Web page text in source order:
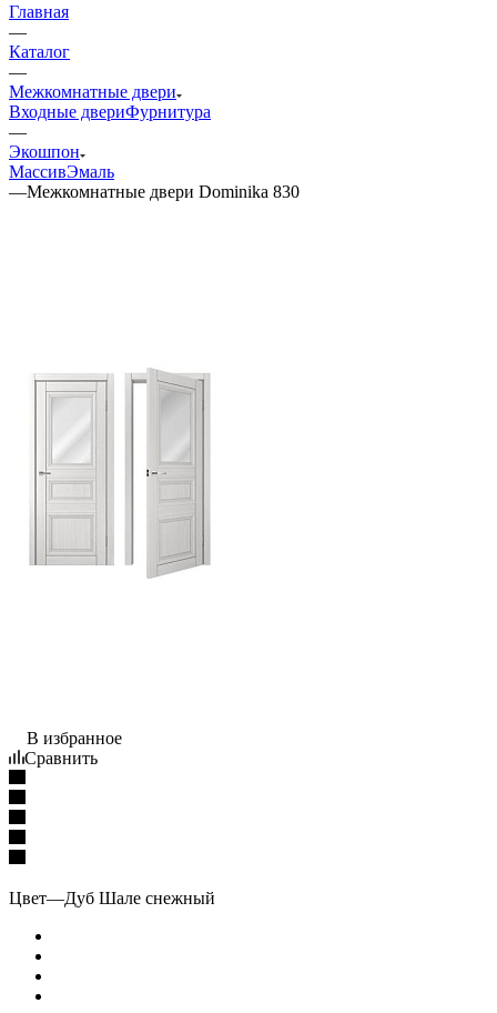
Главная
—
Каталог
—
Межкомнатные двери
Входные двериФурнитура
—
Экошпон
МассивЭмаль
—Межкомнатные двери Dominika 830
В избранное
Сравнить
Цвет—Дуб Шале снежный